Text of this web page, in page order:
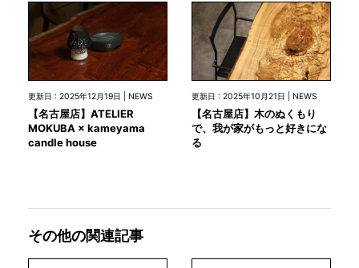
更新日 : 2025年12月19日 | NEWS
【名古屋店】ATELIER
MOKUBA × kameyama
candle house
更新日 : 2025年10月21日 | NEWS
【名古屋店】木のぬくもり
で、我が家がもっと好きにな
る
その他の関連記事